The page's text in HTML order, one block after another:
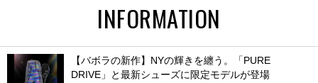
INFORMATION
【バボラの新作】NYの輝きを纏う。「PURE
DRIVE」と最新シューズに限定モデルが登場